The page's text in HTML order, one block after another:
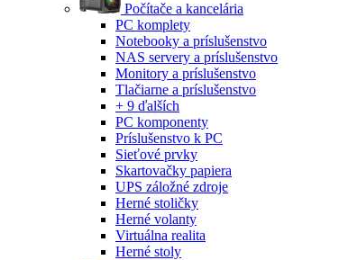
Počítače a kancelária
PC komplety
Notebooky a príslušenstvo
NAS servery a príslušenstvo
Monitory a príslušenstvo
Tlačiarne a príslušenstvo
+ 9 ďalších
PC komponenty
Príslušenstvo k PC
Sieťové prvky
Skartovačky papiera
UPS záložné zdroje
Herné stoličky
Herné volanty
Virtuálna realita
Herné stoly